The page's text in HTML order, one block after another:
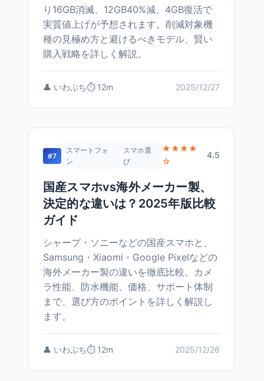
り16GB消滅、12GB40%減、4GB復活で
実質値上げが予想されます。削減対象機
種の見極め方と避けるべきモデル、賢い
購入戦略を詳しく解説。
👤 いわぶち⏱️ 12m 2025/12/27
#7
スマートフォ
ン
スマホ選
び
★★★★
☆
4.5
国産スマホvs海外メーカー製、
決定的な違いは？2025年版比較
ガイド
シャープ・ソニーなどの国産スマホと、
Samsung・Xiaomi・Google Pixelなどの
海外メーカー製の違いを徹底比較。カメ
ラ性能、防水機能、価格、サポート体制
まで、選び方のポイントを詳しく解説し
ます。
👤 いわぶち⏱️ 12m 2025/12/26